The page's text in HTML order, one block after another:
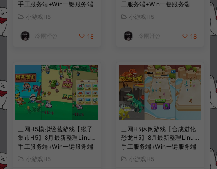
手工服务端+Win一键服务端
+解压即玩+简易安卓客户端
+详细搭建教程
小游戏H5
冷雨泽ღ 18
工服务端+Win一键服务端
+解压即玩+简易安卓客户端
+详细搭建教程
小游戏H5
冷雨泽ღ 18
三网H5模拟经营游戏【猴子
集市H5】8月最新整理Linux
手工服务端+Win一键服务端
+解压即玩+简易安卓客户端
+详细搭建教程
小游戏H5
三网H5休闲游戏【合成进化
恐龙H5】8月最新整理Linux
手工服务端+Win一键服务端
+解压即玩+简易安卓客户端
+详细搭建教程
小游戏H5